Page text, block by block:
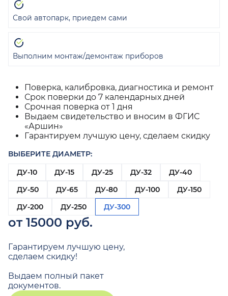
Поверка, калибровка, диагностика и ремонт
Срок поверки до 7 календарных дней
Срочная поверка от 1 дня
Выдаем свидетельство и вносим в ФГИС
«Аршин»
Гарантируем лучшую цену, сделаем скидку
ВЫБЕРИТЕ ДИАМЕТР:
ДУ-10
ДУ-15 ДУ-25 ДУ-32
ДУ-40
ДУ-50
ДУ-65 ДУ-80 ДУ-100
ДУ-150
ДУ-200
ДУ-250 ДУ-300
от 15000 руб.
Гарантируем лучшую цену,
сделаем скидку!
Выдаем полный пакет
документов.
Свой автопарк, приедем сами
Выполним монтаж/демонтаж приборов